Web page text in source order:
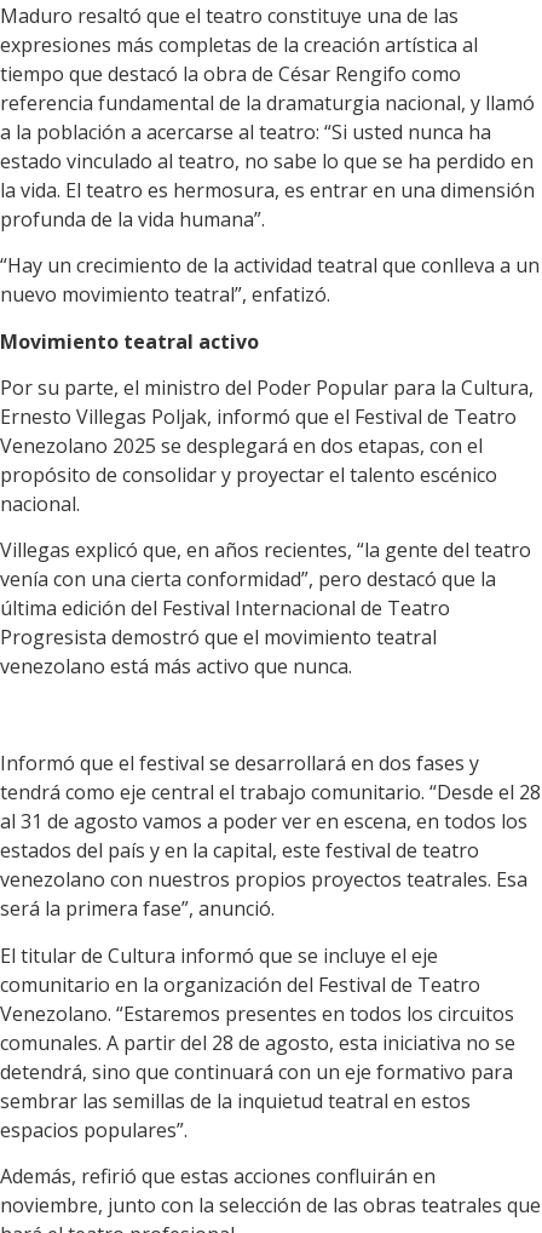
Maduro resaltó que el teatro constituye una de las
expresiones más completas de la creación artística al
tiempo que destacó la obra de César Rengifo como
referencia fundamental de la dramaturgia nacional, y llamó
a la población a acercarse al teatro: “Si usted nunca ha
estado vinculado al teatro, no sabe lo que se ha perdido en
la vida. El teatro es hermosura, es entrar en una dimensión
profunda de la vida humana”.
“Hay un crecimiento de la actividad teatral que conlleva a un
nuevo movimiento teatral”, enfatizó.
Movimiento teatral activo
Por su parte, el ministro del Poder Popular para la Cultura,
Ernesto Villegas Poljak, informó que el Festival de Teatro
Venezolano 2025 se desplegará en dos etapas, con el
propósito de consolidar y proyectar el talento escénico
nacional.
Villegas explicó que, en años recientes, “la gente del teatro
venía con una cierta conformidad”, pero destacó que la
última edición del Festival Internacional de Teatro
Progresista demostró que el movimiento teatral
venezolano está más activo que nunca.
Informó que el festival se desarrollará en dos fases y
tendrá como eje central el trabajo comunitario. “Desde el 28
al 31 de agosto vamos a poder ver en escena, en todos los
estados del país y en la capital, este festival de teatro
venezolano con nuestros propios proyectos teatrales. Esa
será la primera fase”, anunció.
El titular de Cultura informó que se incluye el eje
comunitario en la organización del Festival de Teatro
Venezolano. “Estaremos presentes en todos los circuitos
comunales. A partir del 28 de agosto, esta iniciativa no se
detendrá, sino que continuará con un eje formativo para
sembrar las semillas de la inquietud teatral en estos
espacios populares”.
Además, refirió que estas acciones confluirán en
noviembre, junto con la selección de las obras teatrales que